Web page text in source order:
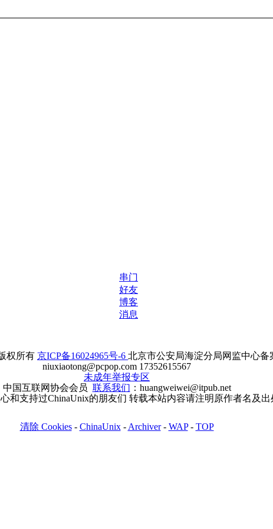
串门
好友
博客
消息
权所有 京ICP备16024965号-6 北京市公安局海淀分局网监中心备
niuxiaotong@pcpop.com 17352615567
未成年举报专区
中国互联网协会会员 联系我们 ：huangweiwei@itpub.net
和支持过ChinaUnix的朋友们 转载本站内容请注明原作者名及出
清除 Cookies- ChinaUnix- Archiver- WAP- TOP